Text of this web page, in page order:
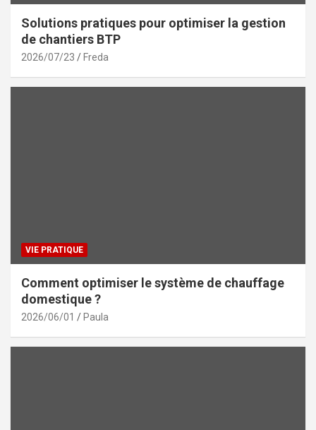
Solutions pratiques pour optimiser la gestion
de chantiers BTP
2026/07/23 Freda
VIE PRATIQUE
Comment optimiser le système de chauffage
domestique ?
2026/06/01 Paula